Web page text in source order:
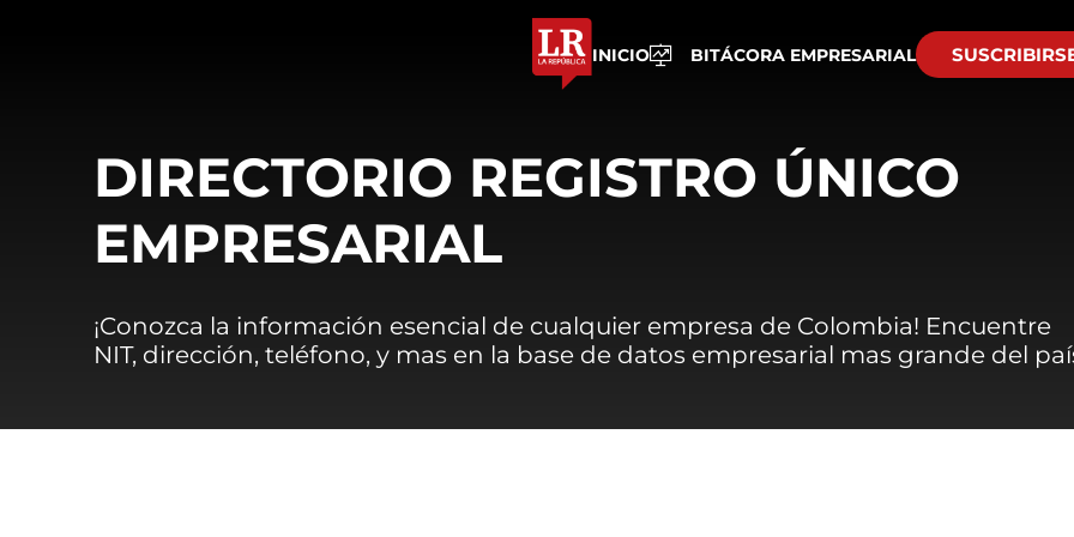
INICIO BITÁCORA EMPRESARIAL
DIRECTORIO REGISTRO ÚNICO
EMPRESARIAL
¡Conozca la información esencial de cualquier empresa de Colombia! Encuentre
NIT, dirección, teléfono, y mas en la base de datos empresarial mas grande del